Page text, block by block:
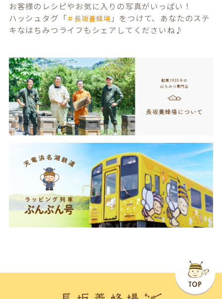
お客様のレシピやお気に入りの写真がいっぱい！
ハッシュタグ「＃長坂養蜂場 」をつけて、あなたのステ
キなはちみつライフもシェアしてくださいね♪